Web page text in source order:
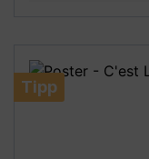
**Aufgrund von
möglich!**
Tipp